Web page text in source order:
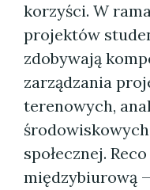
korzyści. W
projektów
zdobywają
zarządzania
terenowych,
społecznej.
międzybiurową